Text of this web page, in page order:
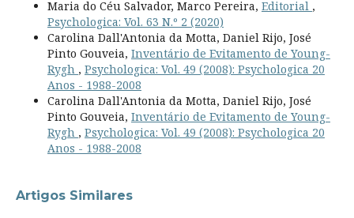
Maria do Céu Salvador, Marco Pereira, Editorial ,
Psychologica: Vol. 63 N.º 2 (2020)
Carolina Dall'Antonia da Motta, Daniel Rijo, José
Pinto Gouveia, Inventário de Evitamento de Young-
Rygh , Psychologica: Vol. 49 (2008): Psychologica 20
Anos - 1988-2008
Carolina Dall'Antonia da Motta, Daniel Rijo, José
Pinto Gouveia, Inventário de Evitamento de Young-
Rygh , Psychologica: Vol. 49 (2008): Psychologica 20
Anos - 1988-2008
Artigos Similares